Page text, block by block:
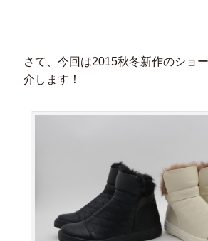
さて、今回は2015秋冬新作のショ
介します！